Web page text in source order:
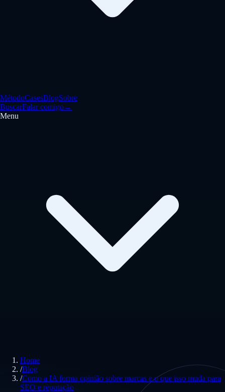
MétodoCasesBlogSobre
BuscarFalar comigo→
Menu
Home
/Blog
/Como a IA forma opinião sobre marcas e o que isso muda para
SEO e reputação